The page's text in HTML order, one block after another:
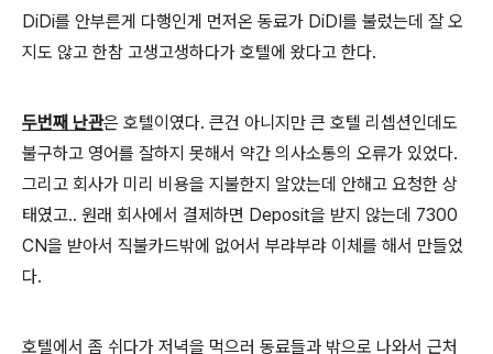
DiDi를 안부른게 다행인게 먼저온 동료가 DiDI를 불렀는데 잘 오
지도 않고 한참 고생고생하다가 호텔에 왔다고 한다.
두번째 난관은 호텔이였다. 큰건 아니지만 큰 호텔 리셉션인데도
불구하고 영어를 잘하지 못해서 약간 의사소통의 오류가 있었다.
그리고 회사가 미리 비용을 지불한지 알았는데 안해고 요청한 상
태였고.. 원래 회사에서 결제하면 Deposit을 받지 않는데 7300
CN을 받아서 직불카드밖에 없어서 부랴부랴 이체를 해서 만들었
다.
호텔에서 좀 쉬다가 저녁을 먹으러 동료들과 밖으로 나와서 근처